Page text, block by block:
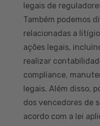
legais de
Também podemos
relacionadas a
ações legais,
realizar
compliance,
legais. Além disso,
dos vencedores de
acordo com a lei